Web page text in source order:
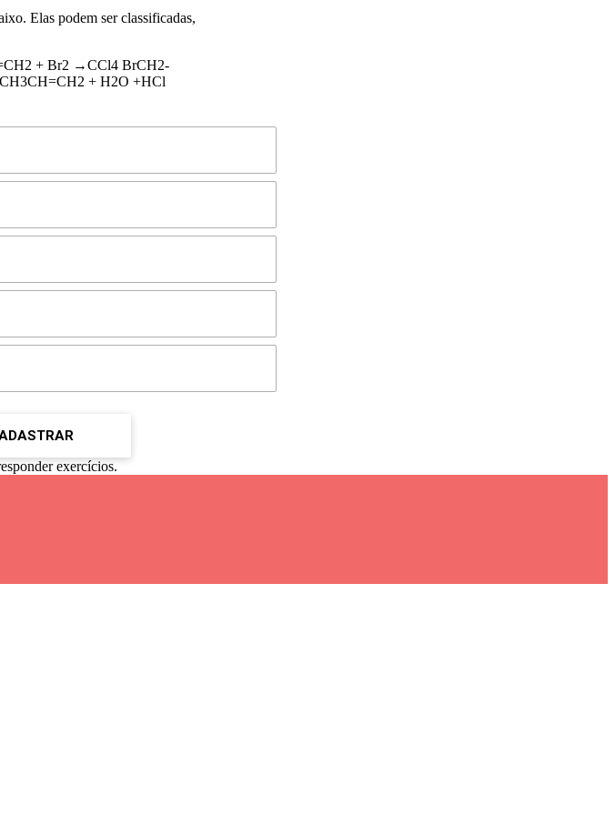
Elas podem ser classificadas,
CH2 + Br2 →CCl4 BrCH2-
CH3CH=CH2 + H2O +HCl
exercícios.